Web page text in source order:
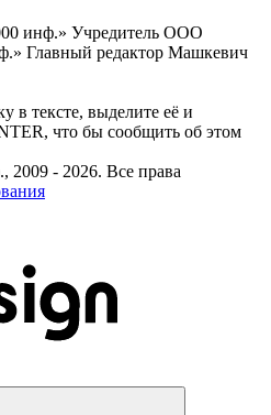
инф.» Учредитель ООО
Главный редактор Машкевич
тексте, выделите её и
что бы сообщить об этом
2009 - 2026. Все права